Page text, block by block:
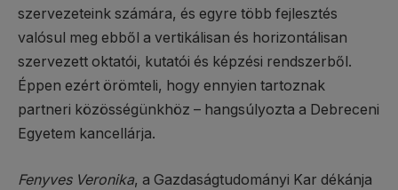
szervezeteink számára, és egyre több fejlesztés
valósul meg ebből a vertikálisan és horizontálisan
szervezett oktatói, kutatói és képzési rendszerből.
Éppen ezért örömteli, hogy ennyien tartoznak
partneri közösségünkhöz – hangsúlyozta a Debreceni
Egyetem kancellárja.
Fenyves Veronika, a Gazdaságtudományi Kar dékánja